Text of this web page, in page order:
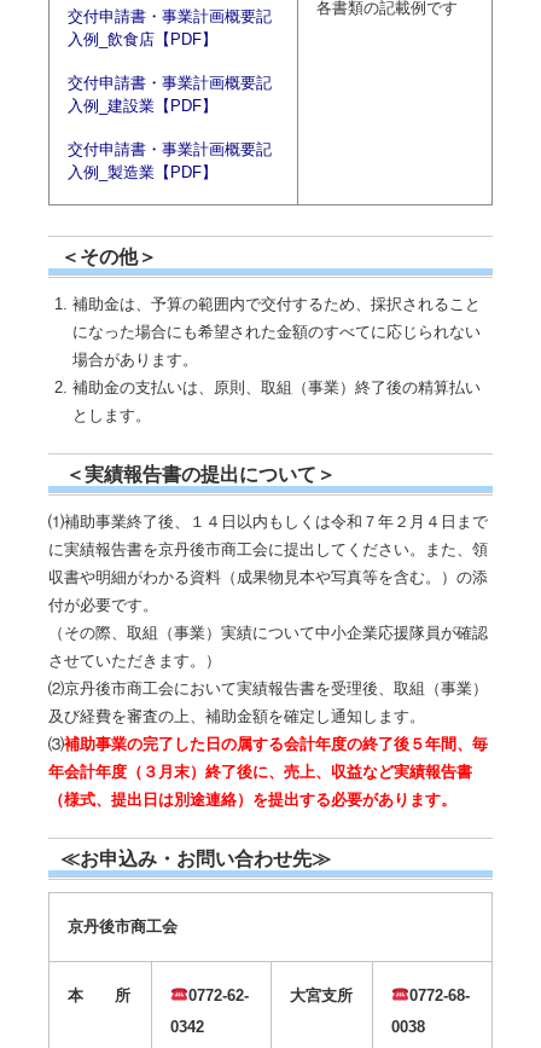
交付申請書・事業計画概要記
入例_飲食店【PDF】
交付申請書・事業計画概要記
入例_建設業【PDF】
交付申請書・事業計画概要記
入例_製造業【PDF】
各書類の記載例です
＜その他＞
補助金は、予算の範囲内で交付するため、採択されること
になった場合にも希望された金額のすべてに応じられない
場合があります。
補助金の支払いは、原則、取組（事業）終了後の精算払い
とします。
＜実績報告書の提出について＞
⑴補助事業終了後、１４日以内もしくは令和７年２月４日まで
に実績報告書を京丹後市商工会に提出してください。また、領
収書や明細がわかる資料（成果物見本や写真等を含む。）の添
付が必要です。
（その際、取組（事業）実績について中小企業応援隊員が確認
させていただきます。）
⑵京丹後市商工会において実績報告書を受理後、取組（事業）
及び経費を審査の上、補助金額を確定し通知します。
⑶補助事業の完了した日の属する会計年度の終了後５年間、毎
年会計年度（３月末）終了後に、売上、収益など実績報告書
（様式、提出日は別途連絡）を提出する必要があります。
≪お申込み・お問い合わせ先≫
京丹後市商工会
本 所
0772-62-
0342
大宮支所
0772-68-
0038